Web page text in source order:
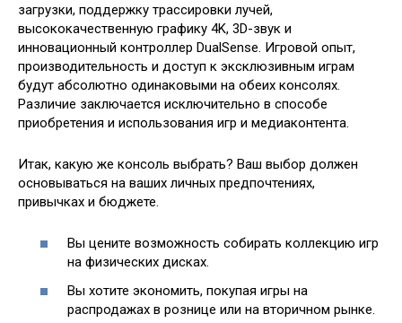
загрузки, поддержку трассировки лучей,
высококачественную графику 4K, 3D-звук и
инновационный контроллер DualSense. Игровой опыт,
производительность и доступ к эксклюзивным играм
будут абсолютно одинаковыми на обеих консолях.
Различие заключается исключительно в способе
приобретения и использования игр и медиаконтента.
Итак, какую же консоль выбрать? Ваш выбор должен
основываться на ваших личных предпочтениях,
привычках и бюджете.
Вы цените возможность собирать коллекцию игр
на физических дисках.
Вы хотите экономить, покупая игры на
распродажах в рознице или на вторичном рынке.